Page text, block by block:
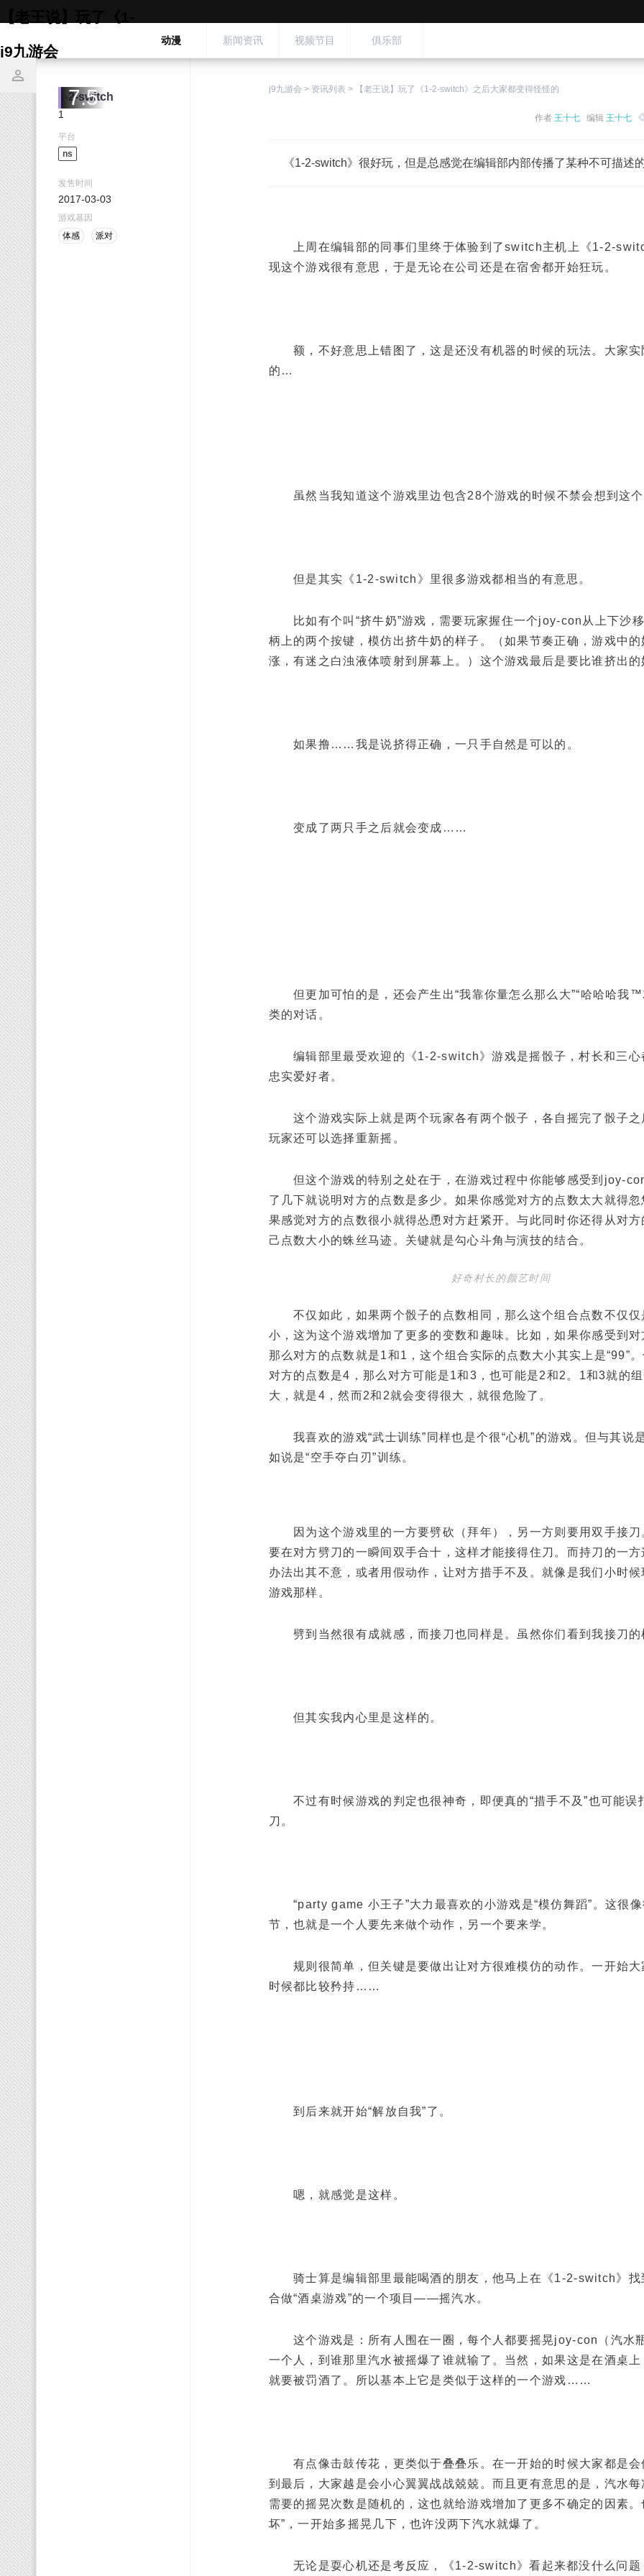
j9九游会
动漫 新闻资讯 视频节目 俱乐部
7.5
1-2-switch
1
平台
ns
发售时间
2017-03-03
游戏基因
体感
派对
j9九游会 > 资讯列表 > 【老王说】玩了《1-2-switch》之后大家都变得怪怪的
作者 王十七编辑 王十七
《1-2-switch》很好玩，但是总感觉在编辑部内部传播了某种不可描述
上周在编辑部的同事们里终于体验到了switch主机上《1-2-
现这个游戏很有意思，于是无论在公司还是在宿舍都开始狂玩。
额，不好意思上错图了，这是还没有机器的时候的玩法。大家实
的…
虽然当我知道这个游戏里边包含28个游戏的时候不禁会想到这
但是其实《1-2-switch》里很多游戏都相当的有意思。
比如有个叫“挤牛奶”游戏，需要玩家握住一个joy-con从上下沙
柄上的两个按键，模仿出挤牛奶的样子。（如果节奏正确，游戏中
涨，有迷之白浊液体喷射到屏幕上。）这个游戏最后是要比谁挤出
如果撸……我是说挤得正确，一只手自然是可以的。
变成了两只手之后就会变成……
但更加可怕的是，还会产生出“我靠你量怎么那么大”“哈哈哈我™
类的对话。
编辑部里最受欢迎的《1-2-switch》游戏是摇骰子，村长和三心
忠实爱好者。
这个游戏实际上就是两个玩家各有两个骰子，各自摇完了骰子之
玩家还可以选择重新摇。
但这个游戏的特别之处在于，在游戏过程中你能够感受到joy-
了几下就说明对方的点数是多少。如果你感觉对方的点数太大就得
果感觉对方的点数很小就得怂恿对方赶紧开。与此同时你还得从对
己点数大小的蛛丝马迹。关键就是勾心斗角与演技的结合。
好奇村长的颜艺时间
不仅如此，如果两个骰子的点数相同，那么这个组合点数不仅仅
小，这为这个游戏增加了更多的变数和趣味。比如，如果你感受到
那么对方的点数就是1和1，这个组合实际的点数大小其实上是“99”
对方的点数是4，那么对方可能是1和3，也可能是2和2。1和3就的
大，就是4，然而2和2就会变得很大，就很危险了。
我喜欢的游戏“武士训练”同样也是个很“心机”的游戏。但与其说
如说是“空手夺白刃”训练。
因为这个游戏里的一方要劈砍（拜年），另一方则要用双手接刀
要在对方劈刀的一瞬间双手合十，这样才能接得住刀。而持刀的一
办法出其不意，或者用假动作，让对方措手不及。就像是我们小时候
游戏那样。
劈到当然很有成就感，而接刀也同样是。虽然你们看到我接刀的
但其实我内心里是这样的。
不过有时候游戏的判定也很神奇，即便真的“措手不及”也可能误
刀。
“party game 小王子”大力最喜欢的小游戏是“模仿舞蹈”。这很像
节，也就是一个人要先来做个动作，另一个要来学。
规则很简单，但关键是要做出让对方很难模仿的动作。一开始大
时候都比较矜持……
到后来就开始“解放自我”了。
嗯，就感觉是这样。
骑士算是编辑部里最能喝酒的朋友，他马上在《1-2-switch》找
合做“酒桌游戏”的一个项目——摇汽水。
这个游戏是：所有人围在一圈，每个人都要摇晃joy-con（汽水
一个人，到谁那里汽水被摇爆了谁就输了。当然，如果这是在酒桌
就要被罚酒了。所以基本上它是类似于这样的一个游戏……
有点像击鼓传花，更类似于叠叠乐。在一开始的时候大家都是会
到最后，大家越是会小心翼翼战战兢兢。而且更有意思的是，汽水
需要的摇晃次数是随机的，这也就给游戏增加了更多不确定的因素。
坏”，一开始多摇晃几下，也许没两下汽水就爆了。
无论是耍心机还是考反应，《1-2-switch》看起来都没什么问题